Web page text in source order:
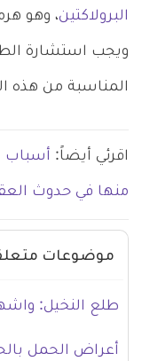
البرولاكتين، وهو
ويجب استشارة
المناسبة من هذه
اقرئي أيضاً: أسباب
منها في حدوث
موضوعات
طلع النخيل:
أعراض الحمل